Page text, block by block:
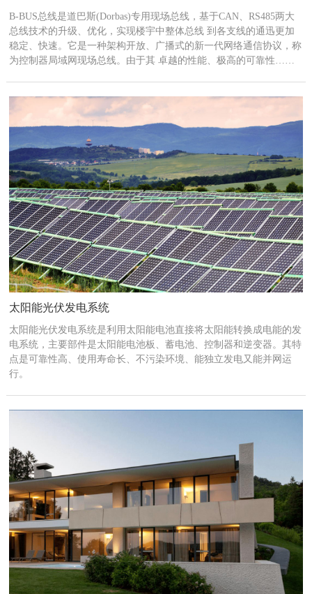
B-BUS总线是道巴斯(Dorbas)专用现场总线，基于CAN、RS485两大
总线技术的升级、优化，实现楼宇中整体总线 到各支线的通迅更加
稳定、快速。它是一种架构开放、广播式的新一代网络通信协议，称
为控制器局域网现场总线。由于其 卓越的性能、极高的可靠性……
太阳能光伏发电系统
太阳能光伏发电系统是利用太阳能电池直接将太阳能转换成电能的发
电系统，主要部件是太阳能电池板、蓄电池、控制器和逆变器。其特
点是可靠性高、使用寿命长、不污染环境、能独立发电又能并网运
行。